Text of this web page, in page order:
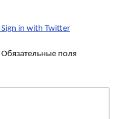
Sign in with Twitter
Обязательные поля